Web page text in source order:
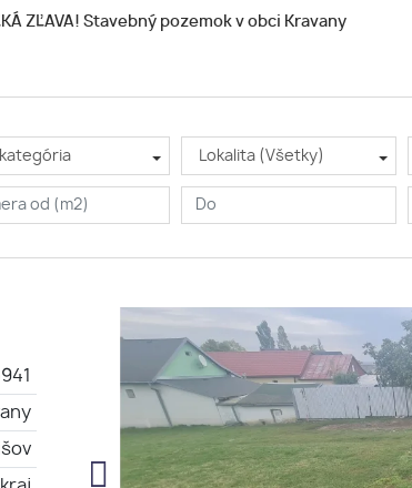
ZĽAVA! Stavebný pozemok v obci Kravany
Lokalita (Všetky)